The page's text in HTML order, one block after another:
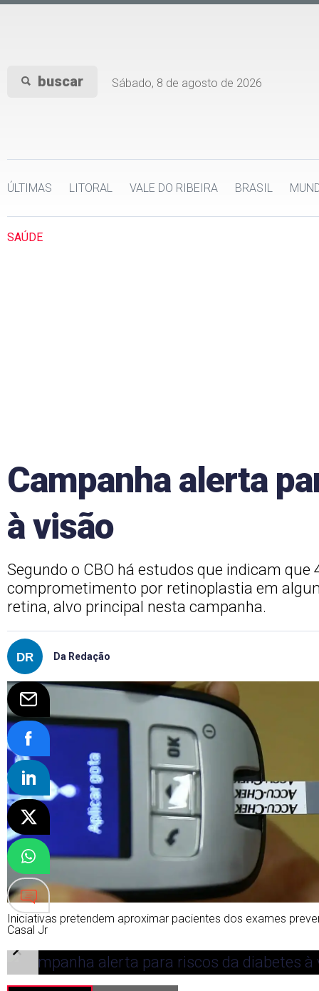
buscar Sábado, 8 de agosto de 2026
ÚLTIMAS LITORAL VALE DO RIBEIRA BRASIL
SAÚDE
Campanha alerta
à visão
Segundo o CBO há estudos que indicam
comprometimento por retinoplastia em
retina, alvo principal nesta campanha.
Da Redação
Iniciativas pretendem aproximar pacientes dos exames
Casal Jr